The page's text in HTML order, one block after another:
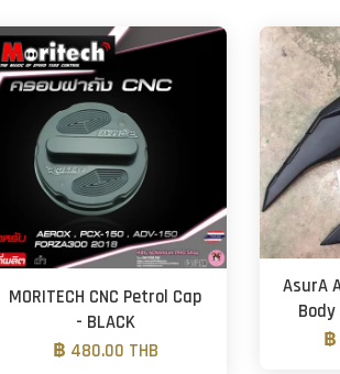
MORITECH CNC Petrol Cap
- BLACK
฿ 480.00 THB
AsurA
฿